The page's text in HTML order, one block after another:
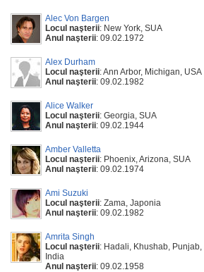
Alec Von Bargen
Locul naşterii: New York, SUA
Anul naşterii: 09.02.1972
Alex Durham
Locul naşterii: Ann Arbor, Michigan, USA
Anul naşterii: 09.02.1982
Alice Walker
Locul naşterii: Georgia, SUA
Anul naşterii: 09.02.1944
Amber Valletta
Locul naşterii: Phoenix, Arizona, SUA
Anul naşterii: 09.02.1974
Ami Suzuki
Locul naşterii: Zama, Japonia
Anul naşterii: 09.02.1982
Amrita Singh
Locul naşterii: Hadali, Khushab, Punjab,
India
Anul naşterii: 09.02.1958